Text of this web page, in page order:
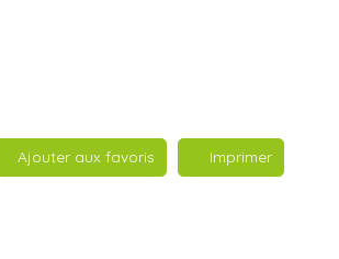
Ajouter aux favoris Imprimer